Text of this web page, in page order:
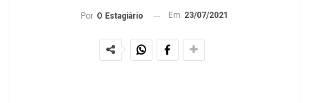
Por O Estagiário Em 23/07/2021